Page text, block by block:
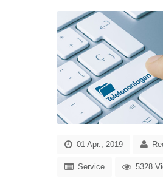
01 Apr., 2019
Service 5328